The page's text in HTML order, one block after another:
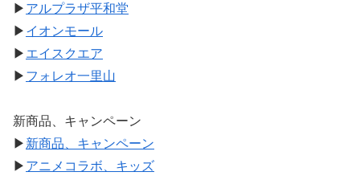
▶ アルプラザ平和堂
▶ イオンモール
▶ エイスクエア
▶ フォレオ一里山
新商品、キャンペーン
▶ 新商品、キャンペーン
▶ アニメコラボ、キッズ